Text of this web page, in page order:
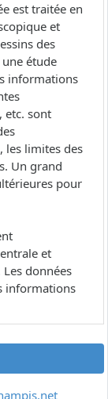
est traitée en
et
des
étude
informations
etc. sont
les limites des
Un grand
pour
et
données
informations